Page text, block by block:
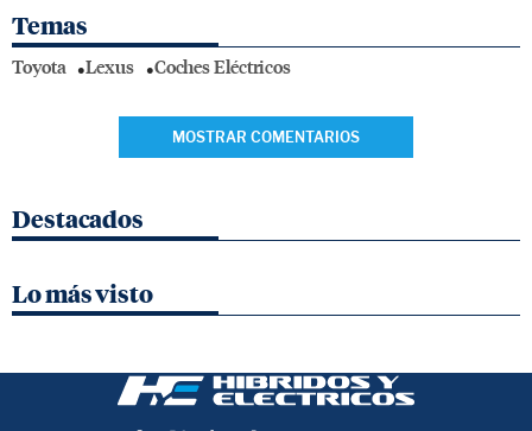
Temas
Toyota Lexus Coches Eléctricos
MOSTRAR COMENTARIOS
Destacados
Lo más visto